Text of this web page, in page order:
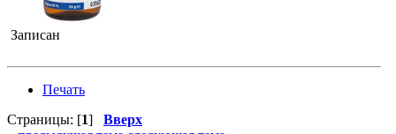
Записан
Печать
Страницы: [1] Вверх